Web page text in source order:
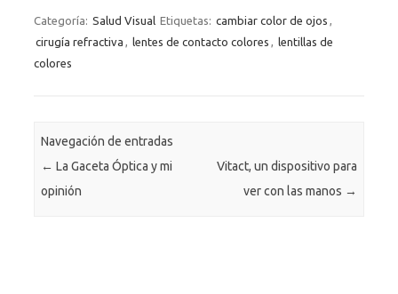
Categoría: Salud Visual Etiquetas: cambiar color de ojos
cirugía refractiva
lentes de contacto colores
lentillas de
colores
Navegación de entradas
← La Gaceta Óptica y mi
opinión
Vitact, un dispositivo para
ver con las manos →